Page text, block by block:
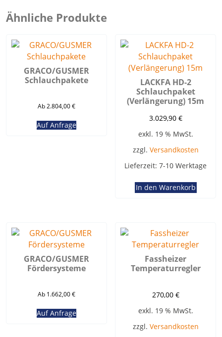
Ähnliche Produkte
GRACO/GUSMER
Schlauchpakete
Ab 2.804,00 €
Auf Anfrage
LACKFA HD-2
Schlauchpaket
(Verlängerung) 15m
3.029,90 €
exkl. 19 % MwSt.
zzgl. Versandkosten
Lieferzeit:7-10 Werktage
In den Warenkorb
GRACO/GUSMER
Fördersysteme
Ab 1.662,00 €
Auf Anfrage
Fassheizer
Temperaturregler
270,00 €
exkl. 19 % MwSt.
zzgl. Versandkosten